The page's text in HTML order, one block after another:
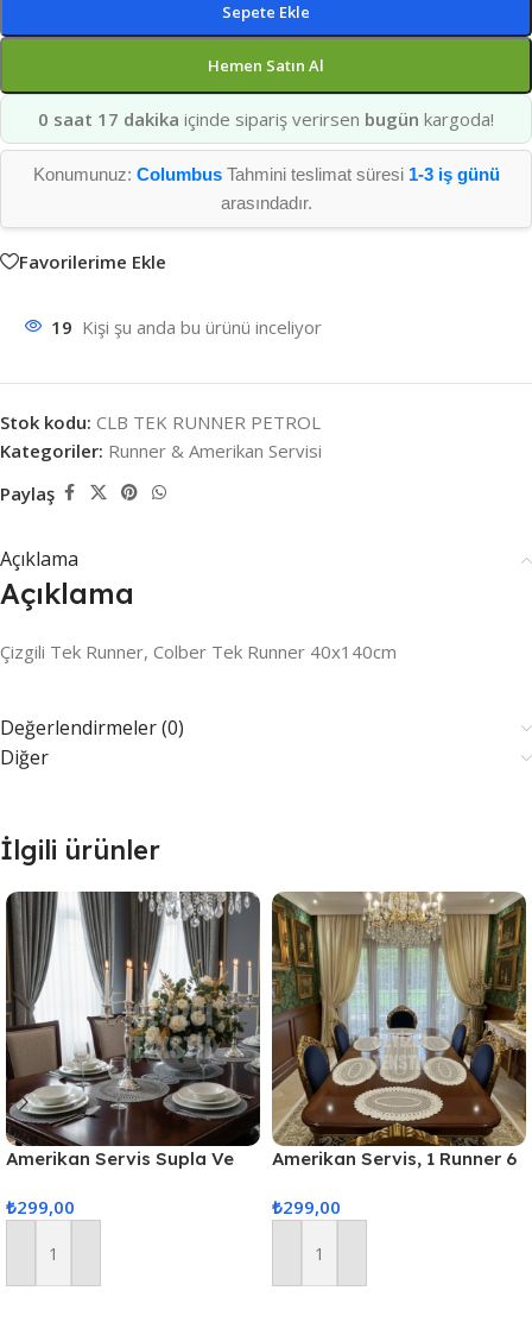
Sepete Ekle
Hemen Satın Al
0 saat 17 dakika içinde sipariş verirsen bugün kargoda!
Konumunuz: ColumbusTahmini teslimat süresi 1-3 iş günü
arasındadır.
Favorilerime Ekle
19 Kişi şu anda bu ürünü inceliyor
Stok kodu: CLB TEK RUNNER PETROL
Kategoriler: Runner & Amerikan Servisi
Paylaş
Açıklama
Açıklama
Çizgili Tek Runner, Colber Tek Runner 40x140cm
Değerlendirmeler (0)
Diğer
İlgili ürünler
Amerikan Servis Supla Ve
₺299,00
Sepete Ekle
Amerikan Servis, 1 Runner 6
Masa Örtüsü Seti, Servis
₺299,00
Sepete Ekle